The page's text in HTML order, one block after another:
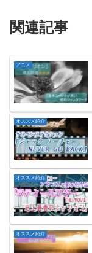
関連記事
アニメ
オススメ紹介
オススメ紹介
オススメ紹介